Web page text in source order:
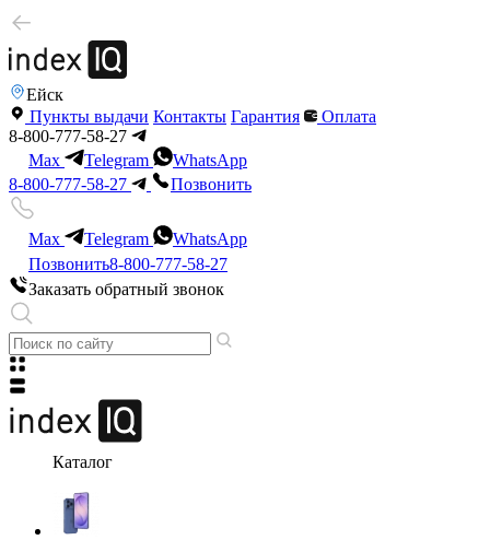
Ейск
Пункты выдачи Контакты Гарантия
Оплата
8-800-777-58-27
Max
Telegram
WhatsApp
8-800-777-58-27
Позвонить
Max Telegram
WhatsApp
Позвонить8-800-777-58-27
Заказать обратный звонок
Каталог